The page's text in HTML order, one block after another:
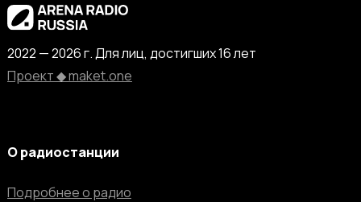
2022 — 2026 г. Для лиц, достигших 16 лет
Проект ◆ maket.one
О радиостанции
Подробнее о радио